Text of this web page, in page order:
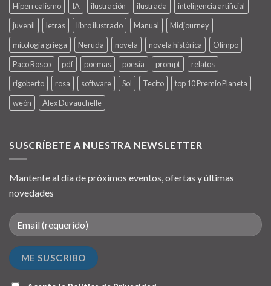
Hiperrealismo
IA ilustración ilustrada
inteligencia artificial
juvenil
letras libro ilustrado Manual
Midjourney
mitología griega
Neruda novela novela histórica
Olimpo
Paco Rosco
pdf poemas poesía prompt
relatos
rigoberto
rosa software Sol Tecito
top 10 Premio Planeta
weón
Álex Duvauchelle
SUSCRÍBETE A NUESTRA NEWSLETTER
Mantente al día de próximos eventos, ofertas y últimas
novedades